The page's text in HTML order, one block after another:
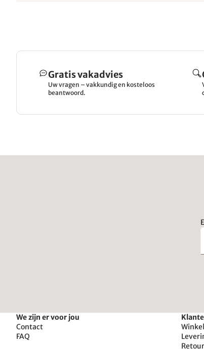
Gratis vakadvies
Uw vragen – vakkundig en kosteloos
beantwoord.
We zijn er voor jou
Contact
FAQ